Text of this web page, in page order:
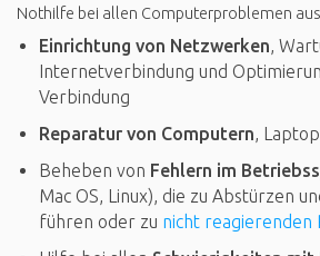
Nothilfe bei allen Computerproblemen
Einrichtung von Netzwerken,
Internetverbindung und
Verbindung
Reparatur von Computern,
Beheben von Fehlern im
Mac OS, Linux), die zu Abstürzen
führen oder zu nicht reagierenden